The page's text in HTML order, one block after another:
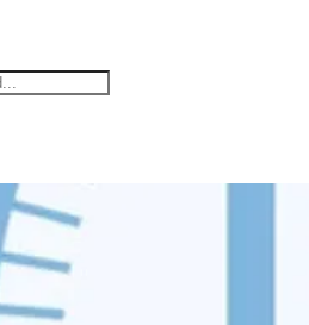
dit varmeforbrug med